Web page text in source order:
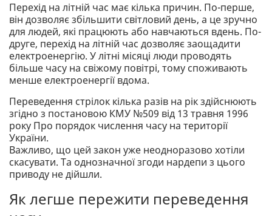
Перехід на літній час має кілька причин. По-перше,
він дозволяє збільшити світловий день, а це зручно
для людей, які працюють або навчаються вдень. По-
друге, перехід на літній час дозволяє заощадити
електроенергію. У літні місяці люди проводять
більше часу на свіжому повітрі, тому споживають
менше електроенергії вдома.
Переведення стрілок кілька разів на рік здійснюють
згідно з постановою КМУ №509 від 13 травня 1996
року Про порядок числення часу на території
України.
Важливо, що цей закон уже неодноразово хотіли
скасувати. Та однозначної згоди нардепи з цього
приводу не дійшли.
Як легше пережити переведення